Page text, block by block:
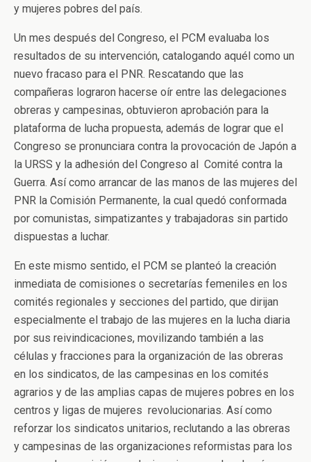
y mujeres pobres del país.
Un mes después del Congreso, el PCM evaluaba los
resultados de su intervención, catalogando aquél como un
nuevo fracaso para el PNR. Rescatando que las
compañeras lograron hacerse oír entre las delegaciones
obreras y campesinas, obtuvieron aprobación para la
plataforma de lucha propuesta, además de lograr que el
Congreso se pronunciara contra la provocación de Japón a
la URSS y la adhesión del Congreso al Comité contra la
Guerra. Así como arrancar de las manos de las mujeres del
PNR la Comisión Permanente, la cual quedó conformada
por comunistas, simpatizantes y trabajadoras sin partido
dispuestas a luchar.
En este mismo sentido, el PCM se planteó la creación
inmediata de comisiones o secretarías femeniles en los
comités regionales y secciones del partido, que dirijan
especialmente el trabajo de las mujeres en la lucha diaria
por sus reivindicaciones, movilizando también a las
células y fracciones para la organización de las obreras
en los sindicatos, de las campesinas en los comités
agrarios y de las amplias capas de mujeres pobres en los
centros y ligas de mujeres revolucionarias. Así como
reforzar los sindicatos unitarios, reclutando a las obreras
y campesinas de las organizaciones reformistas para los